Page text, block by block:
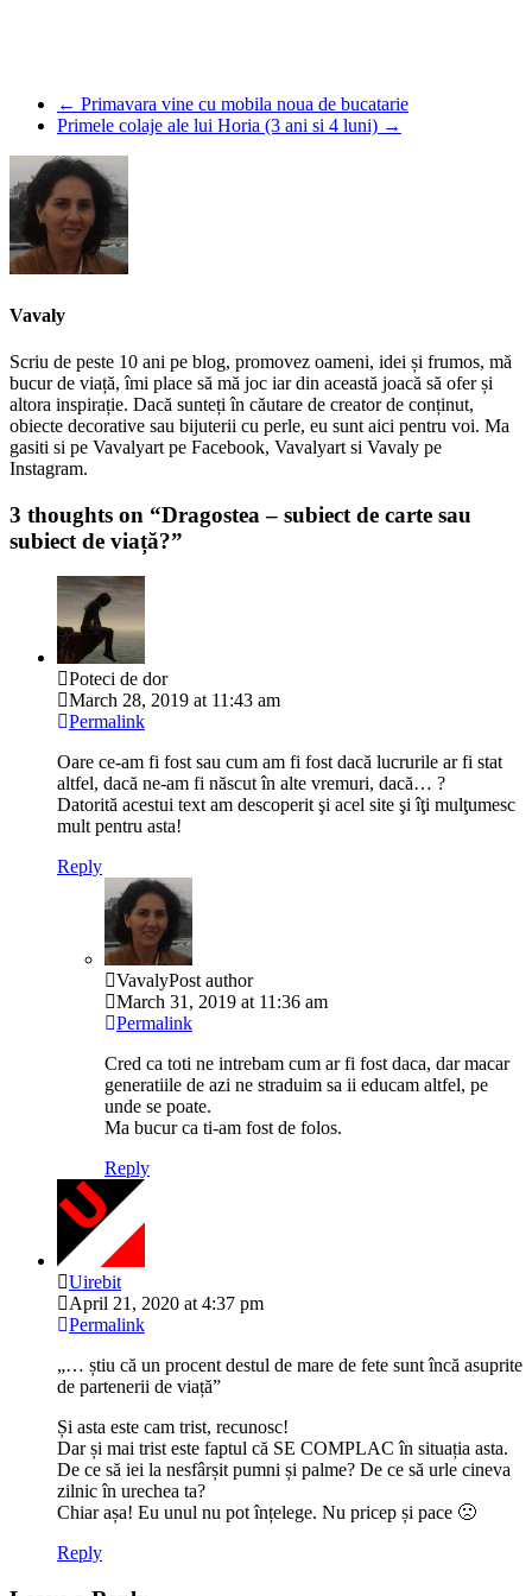
← Primavara vine cu mobila noua de bucatarie
Primele colaje ale lui Horia (3 ani si 4 luni) →
Vavaly
Scriu de peste 10 ani pe blog, promovez oameni, idei și frumos, mă
bucur de viață, îmi place să mă joc iar din această joacă să ofer și
altora inspirație. Dacă sunteți în căutare de creator de conținut,
obiecte decorative sau bijuterii cu perle, eu sunt aici pentru voi. Ma
gasiti si pe Vavalyart pe Facebook, Vavalyart si Vavaly pe
Instagram.
3 thoughts on “Dragostea – subiect de carte sau
subiect de viață?”
Poteci de dor
March 28, 2019 at 11:43 am
Permalink
Oare ce-am fi fost sau cum am fi fost dacă lucrurile ar fi stat
altfel, dacă ne-am fi născut în alte vremuri, dacă… ?
Datorită acestui text am descoperit şi acel site şi îţi mulţumesc
mult pentru asta!
Reply
VavalyPost author
March 31, 2019 at 11:36 am
Permalink
Cred ca toti ne intrebam cum ar fi fost daca, dar macar
generatiile de azi ne straduim sa ii educam altfel, pe
unde se poate.
Ma bucur ca ti-am fost de folos.
Reply
Uirebit
April 21, 2020 at 4:37 pm
Permalink
„… știu că un procent destul de mare de fete sunt încă asuprite
de partenerii de viață”
Și asta este cam trist, recunosc!
Dar și mai trist este faptul că SE COMPLAC în situația asta.
De ce să iei la nesfârșit pumni și palme? De ce să urle cineva
zilnic în urechea ta?
Chiar așa! Eu unul nu pot înțelege. Nu pricep și pace 🙁
Reply